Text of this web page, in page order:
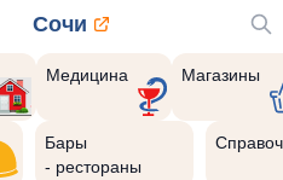
Сочи
Медицина Магазины
Бары
- рестораны